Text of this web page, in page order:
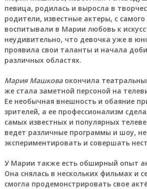
певица, родилась и выросла в
родители, известные актеры, с самого
воспитывали в Марии любовь к
неудивительно, что девочка уже в
проявила свои таланты и начала
различных областях.
Мария Машковаокончила
же стала заметной персоной на
Ее необычная внешность и обаяние
зрителей, а ее профессионализм
самых известных и популярных
ведет различные программы и шоу, не
экспериментировать и совершать
У Марии также есть обширный опыт
Она снялась в нескольких фильмах и
смогла продемонстрировать свое